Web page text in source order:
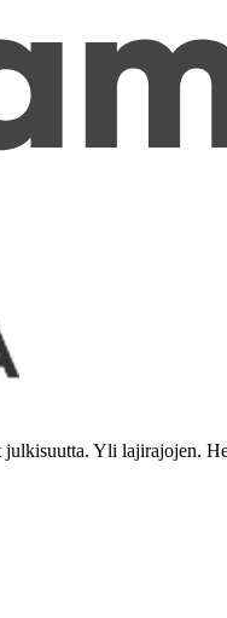
Yli lajirajojen.